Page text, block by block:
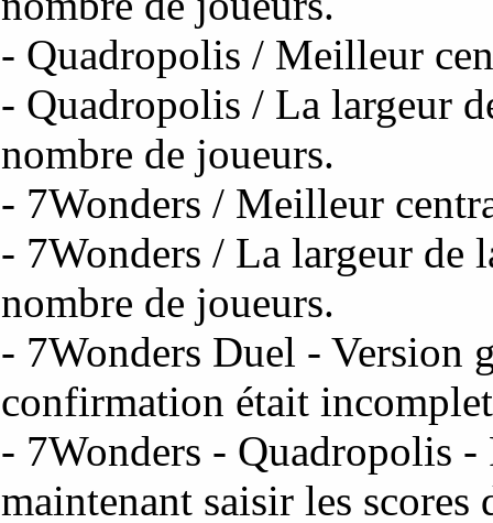
- Quadropolis / Meilleur
- Quadropolis / La largeur
nombre de joueurs.
- 7Wonders / Meilleur
- 7Wonders / La largeur de
nombre de joueurs.
- 7Wonders Duel - Version
confirmation était
- 7Wonders - Quadropolis
maintenant saisir les scores